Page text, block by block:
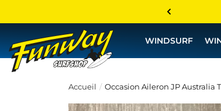
WINDSURF
Accueil Occasion Aileron JP Australia